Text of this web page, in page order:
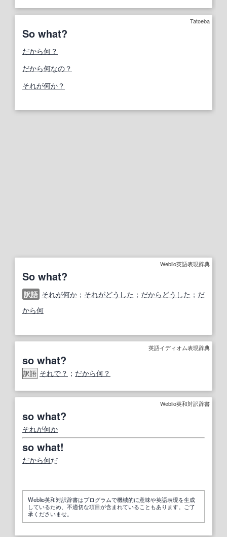
Tatoeba
So what?
だから何？
だから何なの？
それが何か？
Weblio英語表現辞典
So what?
訳語 それが何か ； それがどうした ； だからどうした ； だ
から何
英語イディオム表現辞典
so what?
訳語 それで？ ； だから何？
Weblio英和対訳辞書
so what?
それが何か
so what!
だから何だ
Weblio英和対訳辞書はプログラムで機械的に意味や英語表現を生成
しているため、不適切な項目が含まれていることもあります。ご了
承くださいませ。